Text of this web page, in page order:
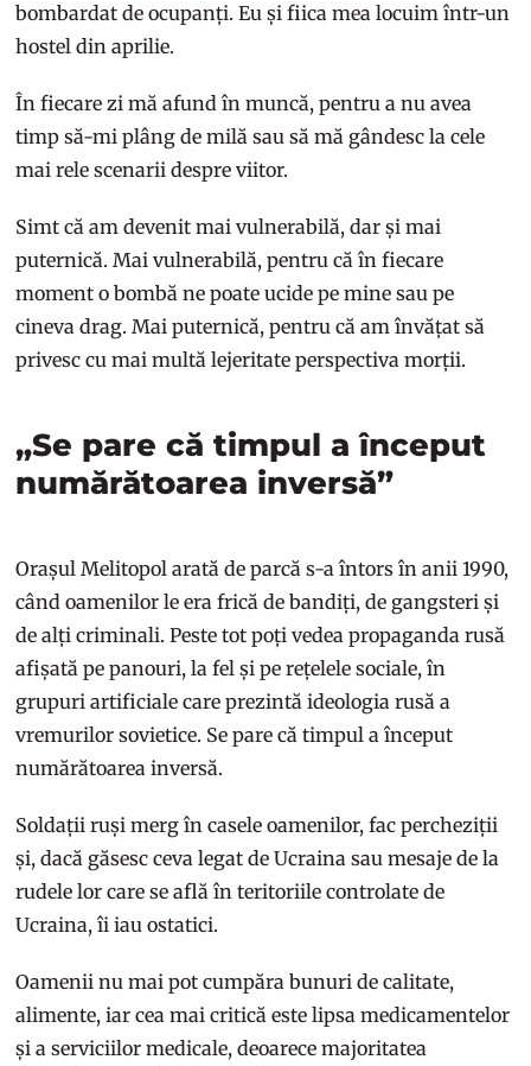
bombardat de ocupanți. Eu și fiica mea locuim într-un
hostel din aprilie.
În fiecare zi mă afund în muncă, pentru a nu avea
timp să-mi plâng de milă sau să mă gândesc la cele
mai rele scenarii despre viitor.
Simt că am devenit mai vulnerabilă, dar și mai
puternică. Mai vulnerabilă, pentru că în fiecare
moment o bombă ne poate ucide pe mine sau pe
cineva drag. Mai puternică, pentru că am învățat să
privesc cu mai multă lejeritate perspectiva morții.
„Se pare că timpul a început
numărătoarea inversă”
Orașul Melitopol arată de parcă s-a întors în anii 1990,
când oamenilor le era frică de bandiți, de gangsteri și
de alți criminali. Peste tot poți vedea propaganda rusă
afișată pe panouri, la fel și pe rețelele sociale, în
grupuri artificiale care prezintă ideologia rusă a
vremurilor sovietice. Se pare că timpul a început
numărătoarea inversă.
Soldații ruși merg în casele oamenilor, fac percheziții
și, dacă găsesc ceva legat de Ucraina sau mesaje de la
rudele lor care se află în teritoriile controlate de
Ucraina, îi iau ostatici.
Oamenii nu mai pot cumpăra bunuri de calitate,
alimente, iar cea mai critică este lipsa medicamentelor
și a serviciilor medicale, deoarece majoritatea